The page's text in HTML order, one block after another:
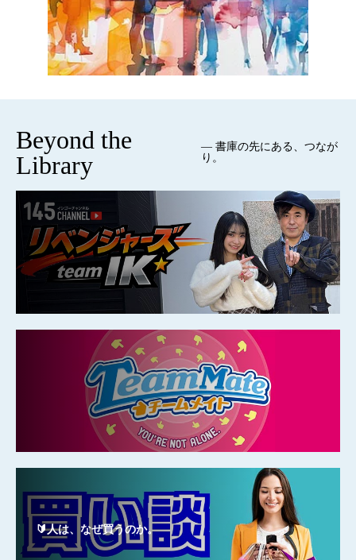
Beyond the
Library
— 書庫の先にある、つなが
り。
🔰人は、なぜ買うのか。